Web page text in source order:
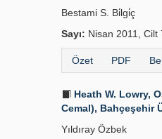
Bestami S. Bi̇lgi̇ç
Sayı: Nisan 2011, Cilt
Özet PDF
Heath W. Lowry,
Cemal), Bahçeşehir
Yıldıray Özbek